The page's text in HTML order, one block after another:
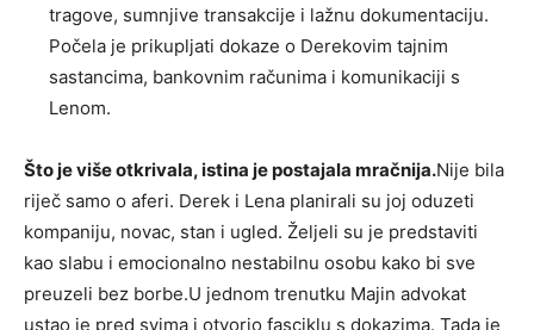
tragove, sumnjive transakcije i lažnu dokumentaciju.
Počela je prikupljati dokaze o Derekovim tajnim
sastancima, bankovnim računima i komunikaciji s
Lenom.
Što je više otkrivala, istina je postajala mračnija.Nije bila
riječ samo o aferi. Derek i Lena planirali su joj oduzeti
kompaniju, novac, stan i ugled. Željeli su je predstaviti
kao slabu i emocionalno nestabilnu osobu kako bi sve
preuzeli bez borbe.U jednom trenutku Majin advokat
ustao je pred svima i otvorio fasciklu s dokazima. Tada je